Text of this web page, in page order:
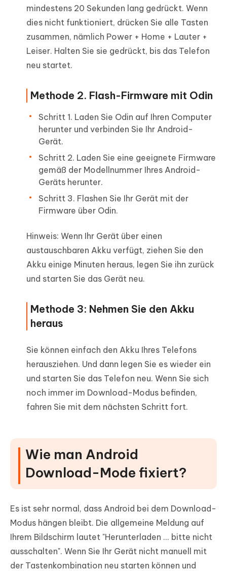
mindestens 20 Sekunden lang gedrückt. Wenn
dies nicht funktioniert, drücken Sie alle Tasten
zusammen, nämlich Power + Home + Lauter +
Leiser. Halten Sie sie gedrückt, bis das Telefon
neu startet.
Methode 2. Flash-Firmware mit Odin
Schritt 1. Laden Sie Odin auf Ihren Computer
herunter und verbinden Sie Ihr Android-
Gerät.
Schritt 2. Laden Sie eine geeignete Firmware
gemäß der Modellnummer Ihres Android-
Geräts herunter.
Schritt 3. Flashen Sie Ihr Gerät mit der
Firmware über Odin.
Hinweis: Wenn Ihr Gerät über einen
austauschbaren Akku verfügt, ziehen Sie den
Akku einige Minuten heraus, legen Sie ihn zurück
und starten Sie das Gerät neu.
Methode 3: Nehmen Sie den Akku
heraus
Sie können einfach den Akku Ihres Telefons
herausziehen. Und dann legen Sie es wieder ein
und starten Sie das Telefon neu. Wenn Sie sich
noch immer im Download-Modus befinden,
fahren Sie mit dem nächsten Schritt fort.
Wie man Android
Download-Mode fixiert?
Es ist sehr normal, dass Android bei dem Download-
Modus hängen bleibt. Die allgemeine Meldung auf
Ihrem Bildschirm lautet "Herunterladen ... bitte nicht
ausschalten". Wenn Sie Ihr Gerät nicht manuell mit
der Tastenkombination neu starten können und